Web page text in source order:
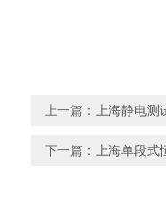
上一篇： 上海静电
下一篇： 上海单段